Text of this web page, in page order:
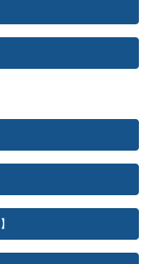
244,145
¥ 286,264
¥ 296,791
307,329